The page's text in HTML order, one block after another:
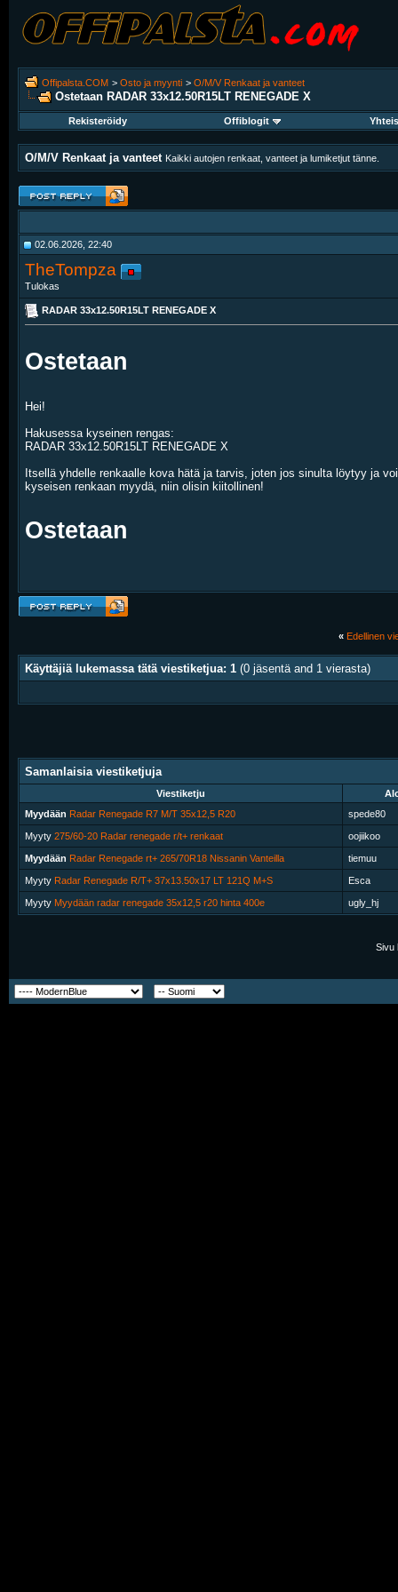
Offipalsta.COM > Osto ja myynti > O/M/V Renkaat ja vanteet
Ostetaan RADAR 33x12.50R15LT RENEGADE X
Rekisteröidy Offiblogit
O/M/V Renkaat ja vanteet Kaikki autojen renkaat, vanteet ja lumiketjut tänne.
02.06.2026, 22:40
TheTompza
Tulokas
RADAR 33x12.50R15LT RENEGADE X
Ostetaan
Hei!
Hakusessa kyseinen rengas:
RADAR 33x12.50R15LT RENEGADE X
Itsellä yhdelle renkaalle kova hätä ja tarvis, joten jos sinulta löytyy ja
kyseisen renkaan myydä, niin olisin kiitollinen!
Ostetaan
« Edellinen
Käyttäjiä lukemassa tätä viestiketjua: 1 (0 jäsentä and 1 vierasta)
Samanlaisia viestiketjuja
Viestiketju
Myydään Radar Renegade R7 M/T 35x12,5 R20 spede80
Myyty 275/60-20 Radar renegade r/t+ renkaat oojiikoo
Myydään Radar Renegade rt+ 265/70R18 Nissanin Vanteilla tiemuu
Myyty Radar Renegade R/T+ 37x13.50x17 LT 121Q M+S Esca
Myyty Myydään radar renegade 35x12,5 r20 hinta 400e ugly_hj
Sivu